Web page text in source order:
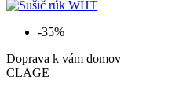
-35%
Doprava k vám domov
CLAGE